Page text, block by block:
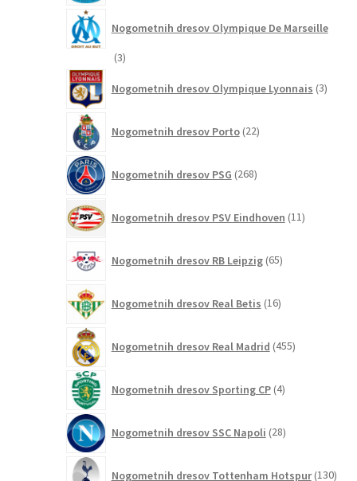
Nogometnih dresov Olympique De Marseille
33
Nogometnih dresov Olympique Lyonnais 3izdelki
Nogometnih dresov Porto 22izdelkov
Nogometnih dresov PSG 268izdelkov
Nogometnih dresov PSV Eindhoven 11izdelkov
Nogometnih dresov RB Leipzig 65izdelkov
Nogometnih dresov Real Betis 16izdelkov
Nogometnih dresov Real Madrid 455izdelkov
Nogometnih dresov Sporting CP 4izdelki
Nogometnih dresov SSC Napoli 28izdelkov
Nogometnih dresov Tottenham Hotspur 130